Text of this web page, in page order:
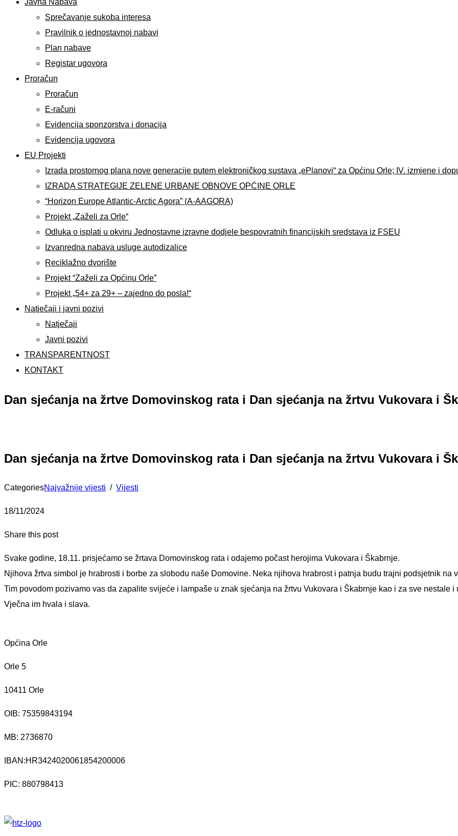
Javna Nabava
Sprečavanje sukoba interesa
Pravilnik o jednostavnoj nabavi
Plan nabave
Registar ugovora
Proračun
Proračun
E-računi
Evidencija sponzorstva i donacija
Evidencija ugovora
EU Projekti
Izrada prostornog plana nove generacije putem elektroničkog sustava „ePlanovi“ za Općinu Orle; IV. izmjene i
IZRADA STRATEGIJE ZELENE URBANE OBNOVE OPĆINE ORLE
“Horizon Europe Atlantic-Arctic Agora” (A-AAGORA)
Projekt „Zaželi za Orle“
Odluka o isplati u okviru Jednostavne izravne dodjele bespovratnih financijskih sredstava iz FSEU
Izvanredna nabava usluge autodizalice
Reciklažno dvorište
Projekt “Zaželi za Općinu Orle”
Projekt „54+ za 29+ – zajedno do posla!“
Natječaji i javni pozivi
Natječaji
Javni pozivi
TRANSPARENTNOST
KONTAKT
Dan sjećanja na žrtve Domovinskog rata i Dan sjećanja na žrtvu Vukovara i
Dan sjećanja na žrtve Domovinskog rata i Dan sjećanja na žrtvu Vukovara i
CategoriesNajvažnije vijesti / Vijesti
18/11/2024
Share this post
Svake godine, 18.11. prisjećamo se žrtava Domovinskog rata i odajemo počast herojima Vukovara i Škabrnje.
Njihova žrtva simbol je hrabrosti i borbe za slobodu naše Domovine. Neka njihova hrabrost i patnja budu trajni podsjetnik na
Tim povodom pozivamo vas da zapalite svijeće i lampaše u znak sjećanja na žrtvu Vukovara i Škabrnje kao i za sve nestale
Vječna im hvala i slava.
Općina Orle
Orle 5
10411 Orle
OIB: 75359843194
MB: 2736870
IBAN:HR3424020061854200006
PIC: 880798413